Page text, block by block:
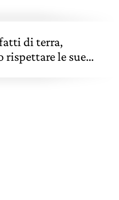
di terra,
rispettare le sue